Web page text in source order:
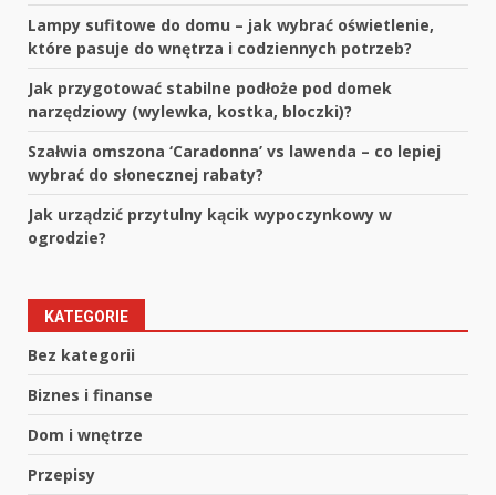
Lampy sufitowe do domu – jak wybrać oświetlenie,
które pasuje do wnętrza i codziennych potrzeb?
Jak przygotować stabilne podłoże pod domek
narzędziowy (wylewka, kostka, bloczki)?
Szałwia omszona ‘Caradonna’ vs lawenda – co lepiej
wybrać do słonecznej rabaty?
Jak urządzić przytulny kącik wypoczynkowy w
ogrodzie?
KATEGORIE
Bez kategorii
Biznes i finanse
Dom i wnętrze
Przepisy